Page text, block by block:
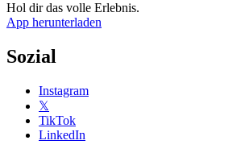
Hol dir das volle Erlebnis.
App herunterladen
Sozial
Instagram
𝕏
TikTok
LinkedIn